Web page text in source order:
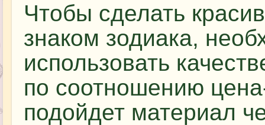
Чтобы сделать
знаком зодиака,
использовать
по соотношению
подойдет материал